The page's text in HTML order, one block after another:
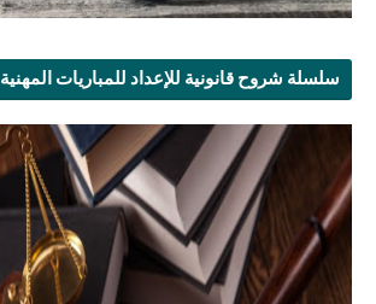
سلسلة شروح قانونية للإعداد للمباريات المهنية